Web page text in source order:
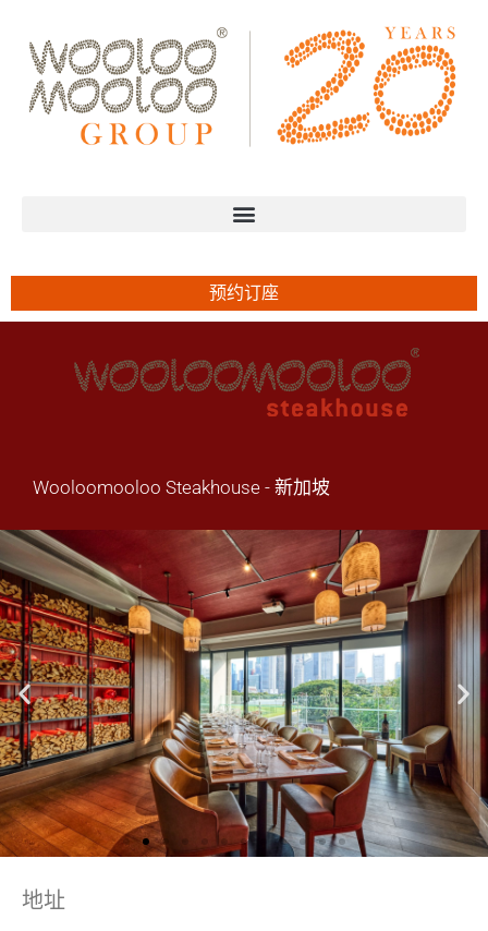
预约订座
Wooloomooloo Steakhouse - 新加坡
地址